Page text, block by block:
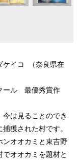
ケイコ （奈良県在
ール 最優秀賞作
は見ることのでき
獲された村です。
ンオオカミと東吉野
オオカミを題材と